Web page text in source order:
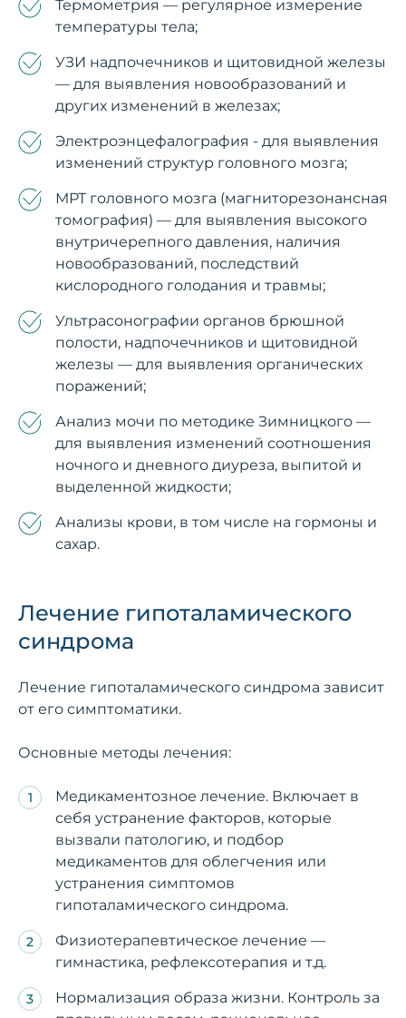
Термометрия — регулярное измерение
температуры тела;
УЗИ надпочечников и щитовидной железы
— для выявления новообразований и
других изменений в железах;
Электроэнцефалография - для выявления
изменений структур головного мозга;
МРТ головного мозга (магниторезонансная
томография) — для выявления высокого
внутричерепного давления, наличия
новообразований, последствий
кислородного голодания и травмы;
Ультрасонографии органов брюшной
полости, надпочечников и щитовидной
железы — для выявления органических
поражений;
Анализ мочи по методике Зимницкого —
для выявления изменений соотношения
ночного и дневного диуреза, выпитой и
выделенной жидкости;
Анализы крови, в том числе на гормоны и
сахар.
Лечение гипоталамического
синдрома
Лечение гипоталамического синдрома зависит
от его симптоматики.
Основные методы лечения:
Медикаментозное лечение. Включает в
себя устранение факторов, которые
вызвали патологию, и подбор
медикаментов для облегчения или
устранения симптомов
гипоталамического синдрома.
Физиотерапевтическое лечение —
гимнастика, рефлексотерапия и т.д.
Нормализация образа жизни. Контроль за